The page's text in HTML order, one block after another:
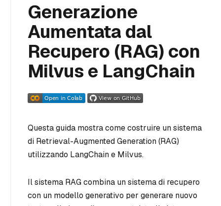
Generazione
Aumentata dal
Recupero (RAG) con
Milvus e LangChain
Questa guida mostra come costruire un sistema
di Retrieval-Augmented Generation (RAG)
utilizzando LangChain e Milvus.
Il sistema RAG combina un sistema di recupero
con un modello generativo per generare nuovo